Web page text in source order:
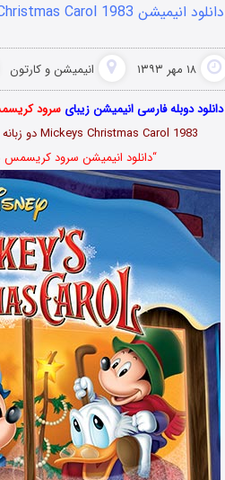
دانلود انیمیشن Mickey’s Christmas Carol 1983
۱۸ مهر ۱۳۹۳ انیمیشن و کارتون
دانلود دوبله فارسی انیمیشن زیبای سرود
Mickeys Christmas Carol 1983 دو زبانه با سه کیفیت 1080p & 720p & 480p
“دانلود انیمیشن سرود کریسمس